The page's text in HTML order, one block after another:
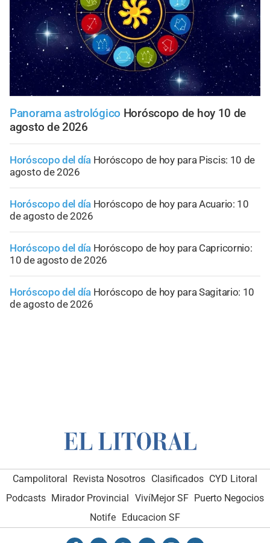
Panorama astrológico Horóscopo de hoy 10 de
agosto de 2026
Horóscopo del día Horóscopo de hoy para Piscis: 10 de
agosto de 2026
Horóscopo del día Horóscopo de hoy para Acuario: 10
de agosto de 2026
Horóscopo del día Horóscopo de hoy para Capricornio:
10 de agosto de 2026
Horóscopo del día Horóscopo de hoy para Sagitario: 10
de agosto de 2026
Campolitoral Revista Nosotros Clasificados CYD Litoral
Podcasts Mirador Provincial VivíMejor SF Puerto Negocios
Notife
Educacion SF